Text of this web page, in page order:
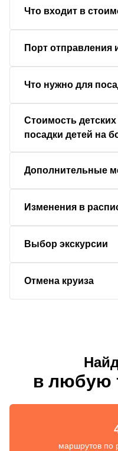
Что входит в
Порт отправления
Что нужно для
Стоимость
посадки детей на
Дополнительные
Изменения в
Выбор экскурсии
Отмена круиза
в любую
маршрутов по